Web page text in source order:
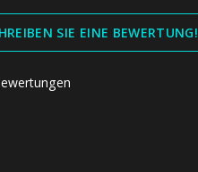
SIE EINE BEWERTUNG!